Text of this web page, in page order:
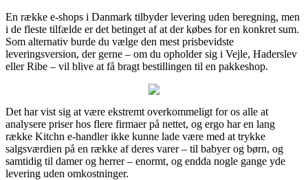
En række e-shops i Danmark tilbyder levering uden beregning, men
i de fleste tilfælde er det betinget af at der købes for en konkret sum.
Som alternativ burde du vælge den mest prisbevidste
leveringsversion, der gerne – om du opholder sig i Vejle, Haderslev
eller Ribe – vil blive at få bragt bestillingen til en pakkeshop.
Det har vist sig at være ekstremt overkommeligt for os alle at
analysere priser hos flere firmaer på nettet, og ergo har en lang
række Kitchn e-handler ikke kunne lade være med at trykke
salgsværdien på en række af deres varer – til babyer og børn, og
samtidig til damer og herrer – enormt, og endda nogle gange yde
levering uden omkostninger.